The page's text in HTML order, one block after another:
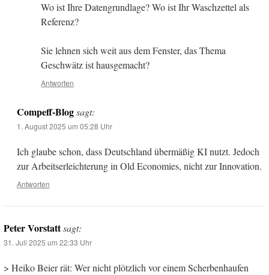
Wo ist Ihre Datengrundlage? Wo ist Ihr Waschzettel als
Referenz?
Sie lehnen sich weit aus dem Fenster, das Thema
Geschwätz ist hausgemacht?
Antworten
Compeff-Blog sagt:
1. August 2025 um 05:28 Uhr
Ich glaube schon, dass Deutschland übermäßig KI nutzt. Jedoch
zur Arbeitserleichterung in Old Economies, nicht zur Innovation.
Antworten
Peter Vorstattsagt:
31. Juli 2025 um 22:33 Uhr
> Heiko Beier rät: Wer nicht plötzlich vor einem Scherbenhaufen